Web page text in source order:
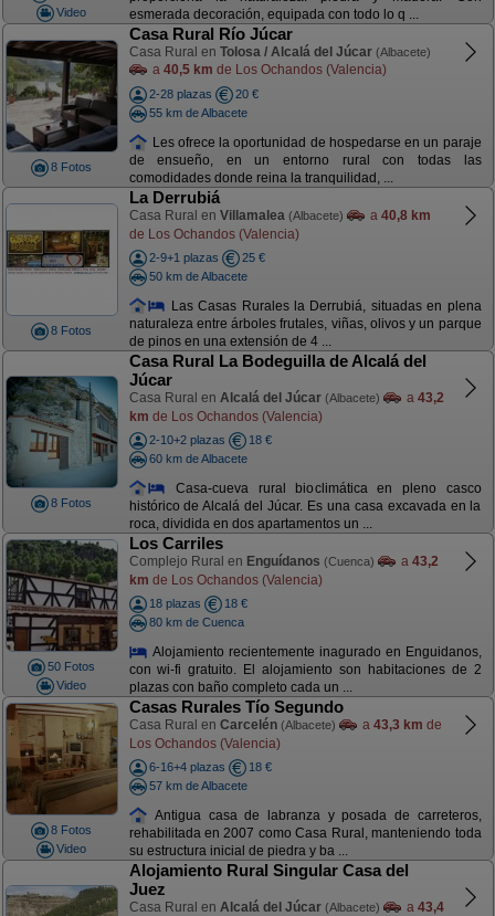
Video
esmerada decoración, equipada con todo lo q ...
8 Fotos
Casa Rural Río Júcar
Casa Rural en Tolosa / Alcalá del Júcar (Albacete)
a 40,5 km de Los Ochandos (Valencia)
2-28 plazas
20 €
55 km de Albacete
Les ofrece la oportunidad de hospedarse en un paraje
de ensueño, en un entorno rural con todas las
comodidades donde reina la tranquilidad, ...
8 Fotos
La Derrubiá
Casa Rural en Villamalea (Albacete) a 40,8 km
de Los Ochandos (Valencia)
2-9+1 plazas
25 €
50 km de Albacete
Las Casas Rurales la Derrubiá, situadas en plena
naturaleza entre árboles frutales, viñas, olivos y un parque
de pinos en una extensión de 4 ...
8 Fotos
Casa Rural La Bodeguilla de Alcalá del
Júcar
Casa Rural en Alcalá del Júcar (Albacete) a 43,2
km de Los Ochandos (Valencia)
2-10+2 plazas
18 €
60 km de Albacete
Casa-cueva rural bioclimática en pleno casco
histórico de Alcalá del Júcar. Es una casa excavada en la
roca, dividida en dos apartamentos un ...
50 Fotos
Video
Los Carriles
Complejo Rural en Enguídanos (Cuenca) a 43,2
km de Los Ochandos (Valencia)
18 plazas
18 €
80 km de Cuenca
Alojamiento recientemente inagurado en Enguidanos,
con wi-fi gratuito. El alojamiento son habitaciones de 2
plazas con baño completo cada un ...
8 Fotos
Video
Casas Rurales Tío Segundo
Casa Rural en Carcelén (Albacete) a 43,3 km de
Los Ochandos (Valencia)
6-16+4 plazas
18 €
57 km de Albacete
Antigua casa de labranza y posada de carreteros,
rehabilitada en 2007 como Casa Rural, manteniendo toda
su estructura inicial de piedra y ba ...
Alojamiento Rural Singular Casa del
Juez
Casa Rural en Alcalá del Júcar (Albacete) a 43,4